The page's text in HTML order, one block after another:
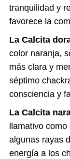
tranquilidad y
favorece la
La Calcita
color naranja,
más clara y
séptimo
consciencia y
La Calcita
llamativo
algunas rayas
energía a los